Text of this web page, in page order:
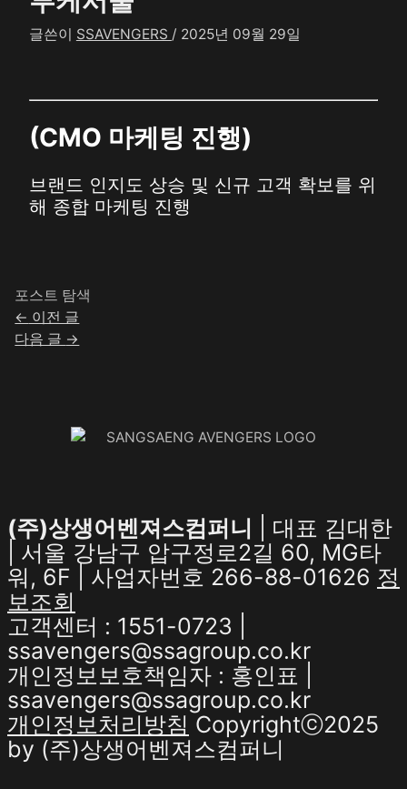
글쓴이 SSAVENGERS / 2025년 09월 29일
(CMO 마케팅 진행)
브랜드 인지도 상승 및 신규 고객 확보를 위
해 종합 마케팅 진행
포스트 탐색
← 이전 글
다음 글 →
(주)상생어벤져스컴퍼니 | 대표 김대한
| 서울 강남구 압구정로2길 60, MG타
워, 6F | 사업자번호 266-88-01626 정
보조회
고객센터 : 1551-0723 |
ssavengers@ssagroup.co.kr
개인정보보호책임자 : 홍인표 |
ssavengers@ssagroup.co.kr
개인정보처리방침 Copyrightⓒ2025
by (주)상생어벤져스컴퍼니